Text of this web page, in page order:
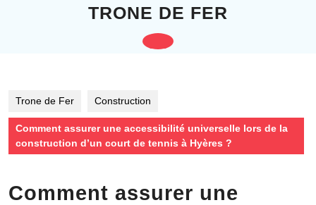
TRONE DE FER
Open
Trone de Fer Construction
Comment assurer une accessibilité universelle lors de la
construction d’un court de tennis à Hyères ?
Comment assurer une